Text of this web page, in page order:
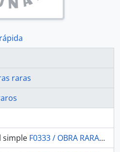
raras
simple F0333 / OBRA RARA / 1922 - Reconhecimentos Geologicos no Valle do Amazonas: (Campanhas de 1918 e 1919) Com 17 desenhos e 57 photogravuras no texto.